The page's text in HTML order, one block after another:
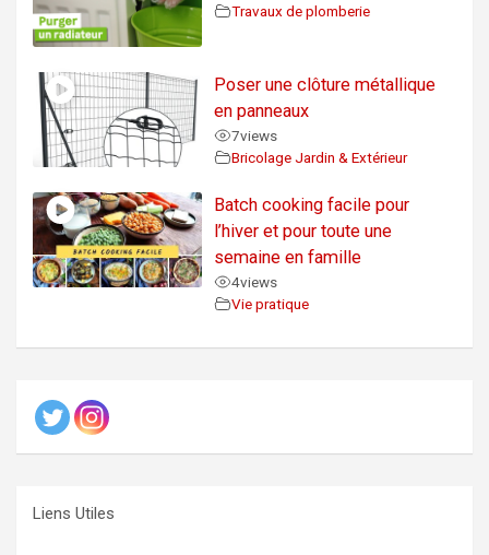
Travaux de plomberie
Poser une clôture métallique
en panneaux
7views
Bricolage Jardin & Extérieur
Batch cooking facile pour
l’hiver et pour toute une
semaine en famille
4views
Vie pratique
Liens Utiles